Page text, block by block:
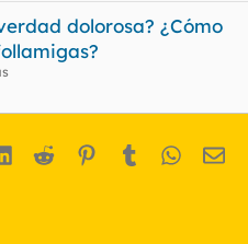
dolorosa? ¿Cómo
LinkedIn
Reddit Pinterest
Tumblr